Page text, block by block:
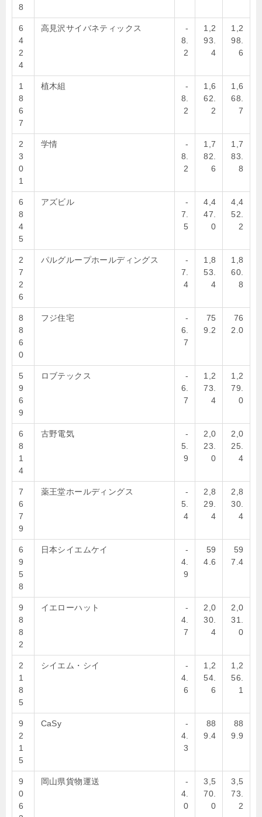
8
6
4
2
4
高見沢サイバネティックス
-
8.
2
1,2
93.
4
1,2
98.
6
1
8
6
7
植木組
-
8.
2
1,6
62.
2
1,6
68.
7
2
3
0
1
学情
-
8.
2
1,7
82.
6
1,7
83.
8
6
8
4
5
アズビル
-
7.
5
4,4
47.
0
4,4
52.
2
2
7
2
6
パルグループホールディングス
-
7.
4
1,8
53.
4
1,8
60.
8
8
8
6
0
フジ住宅
-
6.
7
75
9.2
76
2.0
5
9
6
9
ロブテックス
-
6.
7
1,2
73.
4
1,2
79.
0
6
8
1
4
古野電気
-
5.
9
2,0
23.
0
2,0
25.
4
7
6
7
9
薬王堂ホールディングス
-
5.
4
2,8
29.
4
2,8
30.
4
6
9
5
8
日本シイエムケイ
-
4.
9
59
4.6
59
7.4
9
8
8
2
イエローハット
-
4.
7
2,0
30.
4
2,0
31.
0
2
1
8
5
シイエム・シイ
-
4.
6
1,2
54.
6
1,2
56.
1
9
2
1
5
CaSy
-
4.
3
88
9.4
88
9.9
9
0
6
岡山県貨物運送
-
4.
0
3,5
70.
0
3,5
73.
2